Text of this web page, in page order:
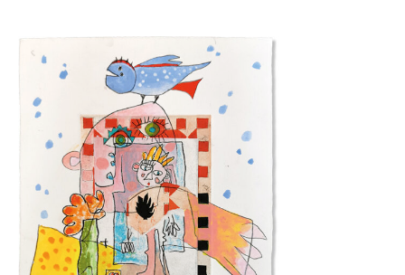
Papagena
Vita
Videos
Literatur
Kontakt
Kontakt